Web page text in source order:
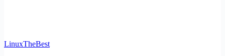
LinuxTheBest